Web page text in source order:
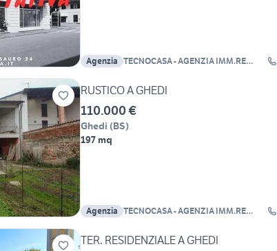
Agenzia TECNOCASA - AGENZIA IMM.RE
RUSTICO A GHEDI
110.000 €
Ghedi (BS)
197 mq
Agenzia TECNOCASA - AGENZIA IMM.RE
TER. RESIDENZIALE A GHEDI